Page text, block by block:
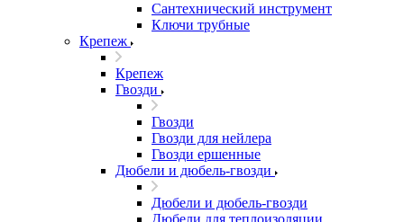
Сантехнический инструмент
Ключи трубные
Крепеж
Крепеж
Гвозди
Гвозди
Гвозди для нейлера
Гвозди ершенные
Дюбели и дюбель-гвозди
Дюбели и дюбель-гвозди
Дюбели для теплоизоляции